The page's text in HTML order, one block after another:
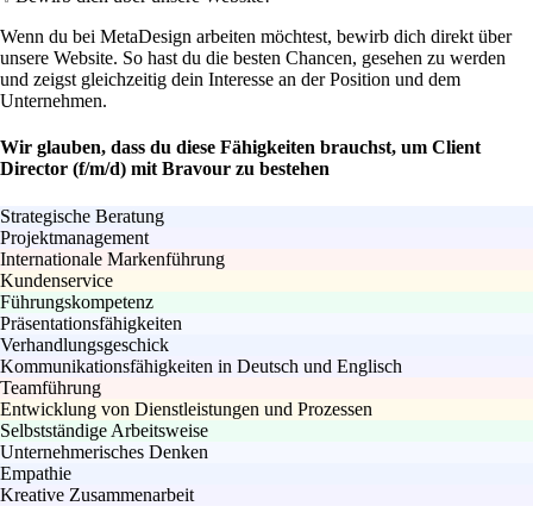
Wenn du bei MetaDesign arbeiten möchtest, bewirb dich direkt über
unsere Website. So hast du die besten Chancen, gesehen zu werden
und zeigst gleichzeitig dein Interesse an der Position und dem
Unternehmen.
Wir glauben, dass du diese Fähigkeiten brauchst, um Client
Director (f/m/d) mit Bravour zu bestehen
Strategische Beratung
Projektmanagement
Internationale Markenführung
Kundenservice
Führungskompetenz
Präsentationsfähigkeiten
Verhandlungsgeschick
Kommunikationsfähigkeiten in Deutsch und Englisch
Teamführung
Entwicklung von Dienstleistungen und Prozessen
Selbstständige Arbeitsweise
Unternehmerisches Denken
Empathie
Kreative Zusammenarbeit